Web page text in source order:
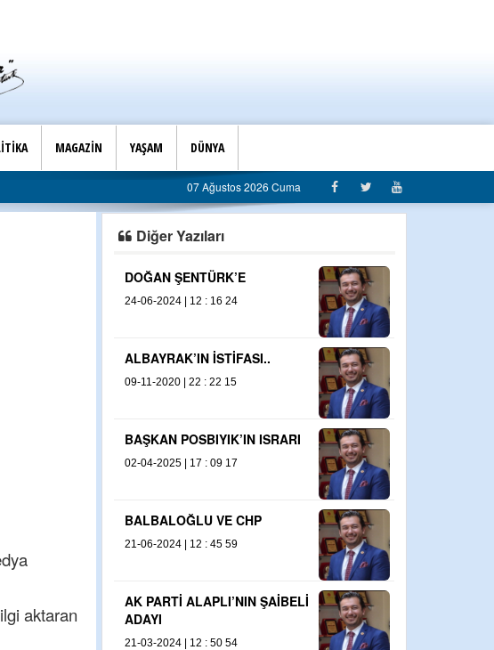
MAGAZİN YAŞAM DÜNYA
07 Ağustos 2026 Cuma
aktaran
Diğer Yazıları
DOĞAN ŞENTÜRK’E
ALBAYRAK’IN İSTİFASI..
BAŞKAN POSBIYIK’IN ISRARI
BALBALOĞLU VE CHP
AK PARTİ ALAPLI’NIN ŞAİBELİ
ADAYI
TEBRİK VE TEŞEKKÜR EDERİZ
27-03-2025 | 18 : 55 16
ANNE FİLMİ NEDEN EREĞLİ’DE
ÇEKİLİYOR?
01-07-2024 | 12 : 51 14
İDARE EDİLİYORUZ!
09-10-2020 | 13 : 56 43
KISITLAMA GETİRİLMELİ!..
26-07-2021 | 02 : 17 58
YA BAŞKAN OLSAYDI!..
21-03-2025 | 14 : 10 56